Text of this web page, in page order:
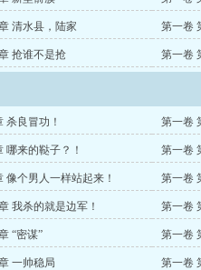
清水县，陆家 第一卷
抢谁不是抢 第一卷
杀良冒功！ 第一卷
哪来的鞑子？！ 第一卷
像个男人一样站起来！ 第一卷
我杀的就是边军！ 第一卷
“密谋” 第一卷
一帅稳局 第一卷